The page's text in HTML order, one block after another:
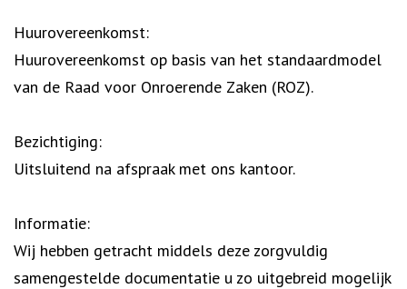
Huurovereenkomst:
Huurovereenkomst op basis van het standaardmodel
van de Raad voor Onroerende Zaken (ROZ).
Bezichtiging:
Uitsluitend na afspraak met ons kantoor.
Informatie:
Wij hebben getracht middels deze zorgvuldig
samengestelde documentatie u zo uitgebreid mogelijk